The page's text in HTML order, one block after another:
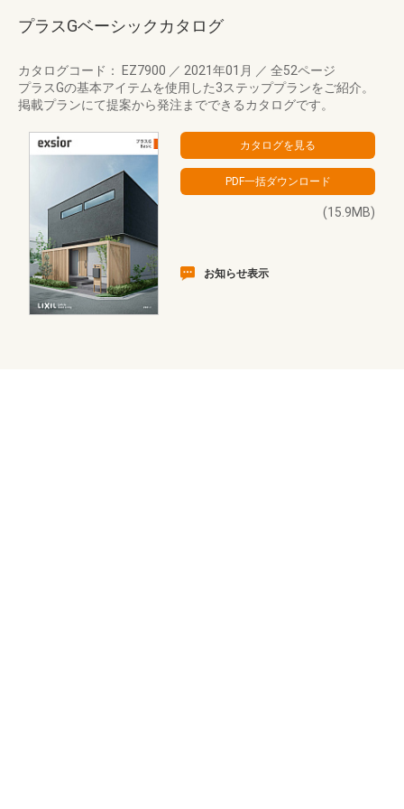
プラスGベーシックカタログ
カタログコード： EZ7900 ／ 2021年01月 ／ 全52ページ
プラスGの基本アイテムを使用した3ステッププランをご紹介。
掲載プランにて提案から発注までできるカタログです。
(15.9MB)
お知らせ表示